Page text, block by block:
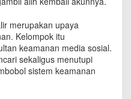
merupakan upaya
Kelompok itu
keamanan media sosial.
sekaligus menutupi
sistem keamanan